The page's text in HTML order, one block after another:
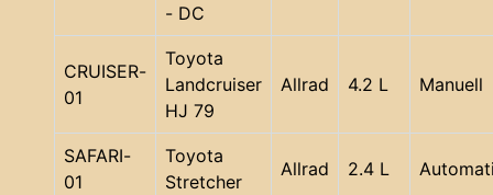
- DC
CRUISER-
01
Toyota
Landcruiser
HJ 79
Allrad 4.2 L Manuell
SAFARI-
01
Toyota
Stretcher
Allrad 2.4 L